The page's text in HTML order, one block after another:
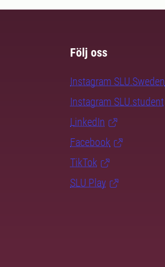
Följ oss
Instagram SLU.Sweden
Instagram SLU.student
LinkedIn
Facebook
TikTok
SLU Play